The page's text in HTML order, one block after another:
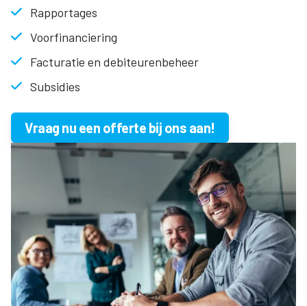
Rapportages
Voorfinanciering
Facturatie en debiteurenbeheer
Subsidies
Vraag nu een offerte bij ons aan!